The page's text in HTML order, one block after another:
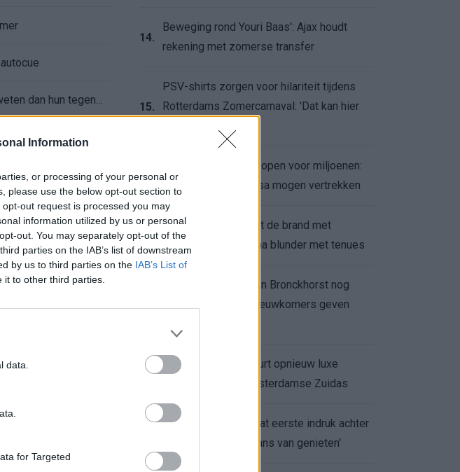
Information
or processing of your personal or
please use the below opt-out section to
out request is processed you may
information utilized by us or personal
out. You may separately opt-out of the
parties on the IAB’s list of downstream
by us to third parties on the IAB’s List of
to other third parties.
data.
for Targeted
zonder VAR
14.
Beweging rond Youri Baas': Ajax houdt
rekening met zomerse transfer
15.
PSV-shirts zorgen voor hilariteit tijdens
Rotterdams Zomercarnaval: 'Dat kan hier
16.
Feyenoord zet deur open voor miljoenen:
Ueda en Hadj Moussa mogen vertrekken
17.
Ajax helpt Burnley uit de brand met
afgeknipte sokken na blunder met tenues
Feyenoord onder Van Bronckhorst nog
altijd ongeslagen: nieuwkomers geven
19.
Hakim Ziyech verhuurt opnieuw luxe
appartement op Amsterdamse Zuidas
Marcos Leonardo laat eerste indruk achter
bij Ajax: 'Hier gaan fans van genieten'